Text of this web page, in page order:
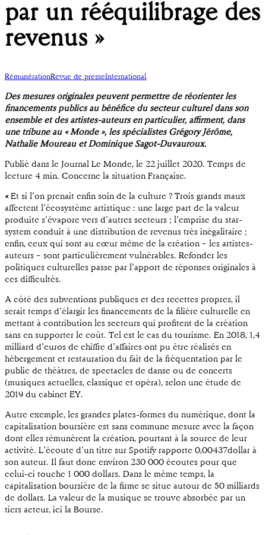
par un rééquilibrage des
revenus »
RémunérationRevue de presseInternational
Des mesures originales peuvent permettre de réorienter les
financements publics au bénéfice du secteur culturel dans son
ensemble et des artistes-auteurs en particulier, affirment, dans
une tribune au « Monde », les spécialistes Grégory Jérôme,
Nathalie Moureau et Dominique Sagot-Duvauroux.
Publié dans le Journal Le Monde, le 22 juillet 2020. Temps de
lecture 4 min. Concerne la situation Française.
« Et si l’on prenait enfin soin de la culture ? Trois grands maux
affectent l’écosystème artistique : une large part de la valeur
produite s’évapore vers d’autres secteurs ; l’emprise du star-
system conduit à une distribution de revenus très inégalitaire ;
enfin, ceux qui sont au cœur même de la création – les artistes-
auteurs – sont particulièrement vulnérables. Refonder les
politiques culturelles passe par l’apport de réponses originales à
ces difficultés.
A côté des subventions publiques et des recettes propres, il
serait temps d’élargir les financements de la filière culturelle en
mettant à contribution les secteurs qui profitent de la création
sans en supporter le coût. Tel est le cas du tourisme. En 2018, 1,4
milliard d’euros de chiffre d’affaires ont pu être réalisés en
hébergement et restauration du fait de la fréquentation par le
public de théâtres, de spectacles de danse ou de concerts
(musiques actuelles, classique et opéra), selon une étude de
2019 du cabinet EY.
Autre exemple, les grandes plates-formes du numérique, dont la
capitalisation boursière est sans commune mesure avec la façon
dont elles rémunèrent la création, pourtant à la source de leur
activité. L’écoute d’un titre sur Spotify rapporte 0,00437dollar à
son auteur. Il faut donc environ 230 000 écoutes pour que
celui-ci touche 1 000 dollars. Dans le même temps, la
capitalisation boursière de la firme se situe autour de 50 milliards
de dollars. La valeur de la musique se trouve absorbée par un
tiers acteur, ici la Bourse.